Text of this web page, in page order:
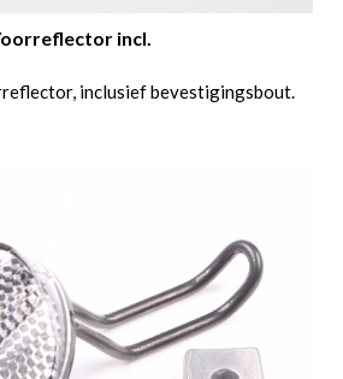
incl.
inclusief bevestigingsbout.